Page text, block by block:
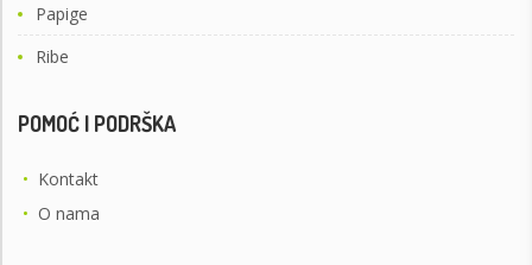
Papige
Ribe
POMOĆ I PODRŠKA
• Kontakt
• O nama